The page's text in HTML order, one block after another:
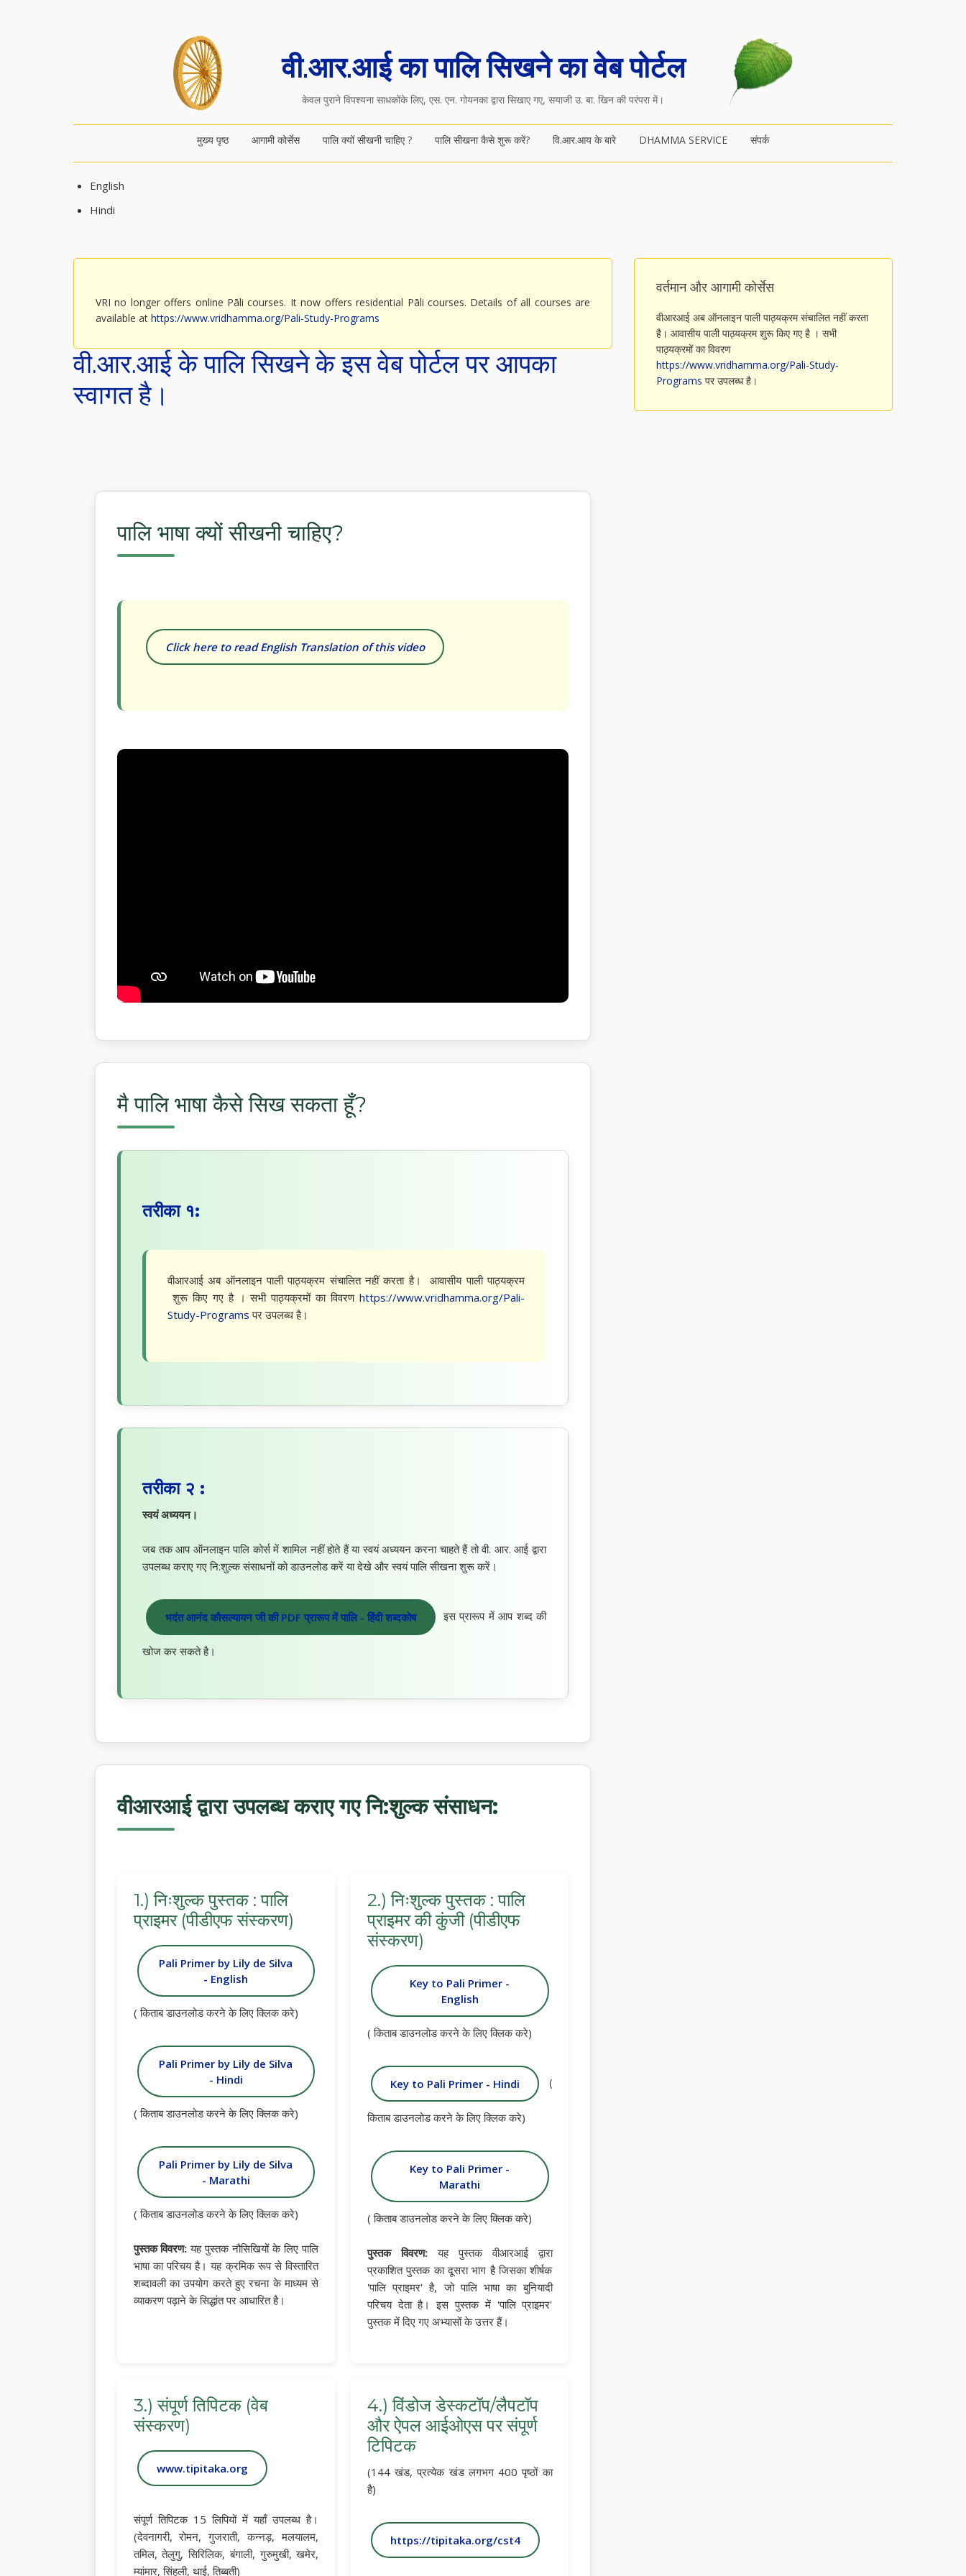
वी.आर.आई का पालि सिखने का वेब पोर्टल
केवल पुराने विपश्यना साधकोंके लिए, एस. एन. गोयनका द्वारा सिखाए गए, सयाजी उ. बा. खिन की परंपरा में।
मुख्य पृष्ठ आगामी कोर्सेस पालि क्यों सीखनी चाहिए ? पालि सीखना कैसे शुरू करें? वि.आर.आय के बारे DHAMMA SERVICE संपर्क
English
Hindi
VRI no longer offers online Pāli courses. It now offers residential Pāli courses. Details of all courses are
available at https://www.vridhamma.org/Pali-Study-Programs
वी.आर.आई के पालि सिखने के इस वेब पोर्टल पर आपका
स्वागत है।
पालि भाषा क्यों सीखनी चाहिए?
Click here to read English Translation of this video
मै पालि भाषा कैसे सिख सकता हूँ?
तरीका १:
वीआरआई अब ऑनलाइन पाली पाठ्यक्रम संचालित नहीं करता है। आवासीय पाली पाठ्यक्रम
शुरू किए गए है । सभी पाठ्यक्रमों का विवरण https://www.vridhamma.org/Pali-
Study-Programs पर उपलब्ध है।
तरीका २ :
स्वयं अध्ययन।
जब तक आप ऑनलाइन पालि कोर्स में शामिल नहीं होते हैं या स्वयं अध्ययन करना चाहते हैं तो वी. आर. आई द्वारा
उपलब्ध कराए गए नि:शुल्क संसाधनों को डाउनलोड करें या देखे और स्वयं पालि सीखना शुरू करें।
भदंत आनंद कौसल्यायन जी की PDF प्रारूप में पालि - हिंदी शब्दकोष इस प्रारूप में आप शब्द की
खोज कर सकते है।
वीआरआई द्वारा उपलब्ध कराए गए नि:शुल्क संसाधन:
1.) निःशुल्क पुस्तक : पालि
प्राइमर (पीडीएफ संस्करण)
Pali Primer by Lily de Silva
- English
( किताब डाउनलोड करने के लिए क्लिक करे)
Pali Primer by Lily de Silva
- Hindi
( किताब डाउनलोड करने के लिए क्लिक करे)
Pali Primer by Lily de Silva
- Marathi
( किताब डाउनलोड करने के लिए क्लिक करे)
पुस्तक विवरण:यह पुस्तक नौसिखियों के लिए पालि
भाषा का परिचय है। यह क्रमिक रूप से विस्तारित
शब्दावली का उपयोग करते हुए रचना के माध्यम से
व्याकरण पढ़ाने के सिद्धांत पर आधारित है।
2.) निःशुल्क पुस्तक : पालि
प्राइमर की कुंजी (पीडीएफ
संस्करण)
Key to Pali Primer -
English
( किताब डाउनलोड करने के लिए क्लिक करे)
Key to Pali Primer - Hindi (
किताब डाउनलोड करने के लिए क्लिक करे)
Key to Pali Primer -
Marathi
( किताब डाउनलोड करने के लिए क्लिक करे)
पुस्तक विवरण:यह पुस्तक वीआरआई द्वारा
प्रकाशित पुस्तक का दूसरा भाग है जिसका शीर्षक
'पालि प्राइमर' है, जो पालि भाषा का बुनियादी
परिचय देता है। इस पुस्तक में 'पालि प्राइमर'
पुस्तक में दिए गए अभ्यासों के उत्तर हैं।
3.) संपूर्ण तिपिटक (वेब
संस्करण)
www.tipitaka.org
संपूर्ण तिपिटक 15 लिपियों में यहाँ उपलब्ध है।
(देवनागरी, रोमन, गुजराती, कन्नड़, मलयालम,
तमिल, तेलुगु, सिरिलिक, बंगाली, गुरुमुखी, खमेर,
म्यांमार, सिंहली, थाई, तिब्बती)
4.) विंडोज डेस्कटॉप/लैपटॉप
और ऐपल आईओएस पर संपूर्ण
टिपिटक
(144 खंड, प्रत्येक खंड लगभग 400 पृष्ठों का
है)
https://tipitaka.org/cst4
वर्तमान और आगामी कोर्सेस
वीआरआई अब ऑनलाइन पाली पाठ्यक्रम संचालित नहीं करता
है। आवासीय पाली पाठ्यक्रम शुरू किए गए है । सभी
पाठ्यक्रमों का विवरण
https://www.vridhamma.org/Pali-Study-
Programs पर उपलब्ध है।